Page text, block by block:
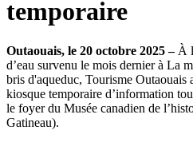
temporaire
Outaouais, le 20 octobre 2025 – À
d’eau survenu le mois dernier à La
bris d'aqueduc, Tourisme Outaouais
kiosque temporaire d’information
le foyer du Musée canadien de
Gatineau).